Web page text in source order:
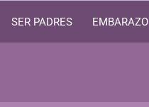
SER PADRES EMBARAZO